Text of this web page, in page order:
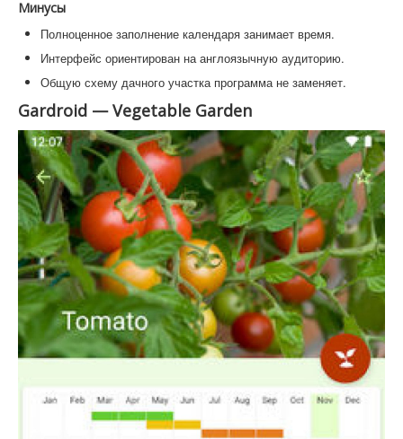
Минусы
Полноценное заполнение календаря занимает время.
Интерфейс ориентирован на англоязычную аудиторию.
Общую схему дачного участка программа не заменяет.
Gardroid — Vegetable Garden